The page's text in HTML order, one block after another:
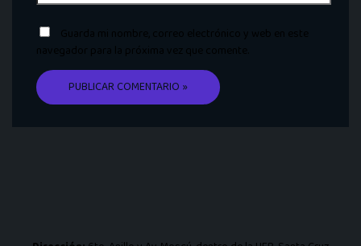
Guarda mi nombre, correo electrónico y web en este
navegador para la próxima vez que comente.